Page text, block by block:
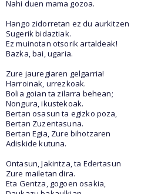
Nahi duen mama gozoa.
Hango zidorretan ez du aurkitzen
Sugerik bidaztiak.
Ez muinotan otsorik artaldeak!
Bazka, bai, ugaria.
Zure jauregiaren gelgarria!
Harroinak, urrezkoak.
Bolia goian ta zilarra behean;
Nongura, ikustekoak.
Bertan osasun ta egizko poza,
Bertan Zuzentasuna.
Bertan Egia, Zure bihotzaren
Adiskide kutuna.
Ontasun, Jakintza, ta Edertasun
Zure mailetan dira.
Eta Gentza, gogoen osakia,